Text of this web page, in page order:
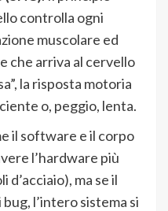
controlla ogni
muscolare ed
che arriva al cervello
la risposta motoria
o, peggio, lenta.
il software e il corpo
l’hardware più
ma se il
l’intero sistema si